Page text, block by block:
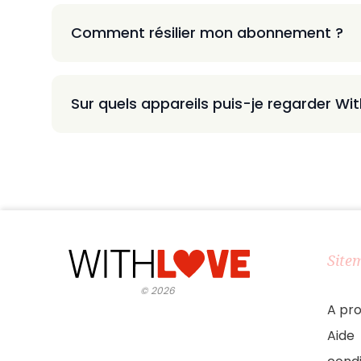
Comment résilier mon abonnement ?
Sur quels appareils puis-je regarder
©2026
A
Aide